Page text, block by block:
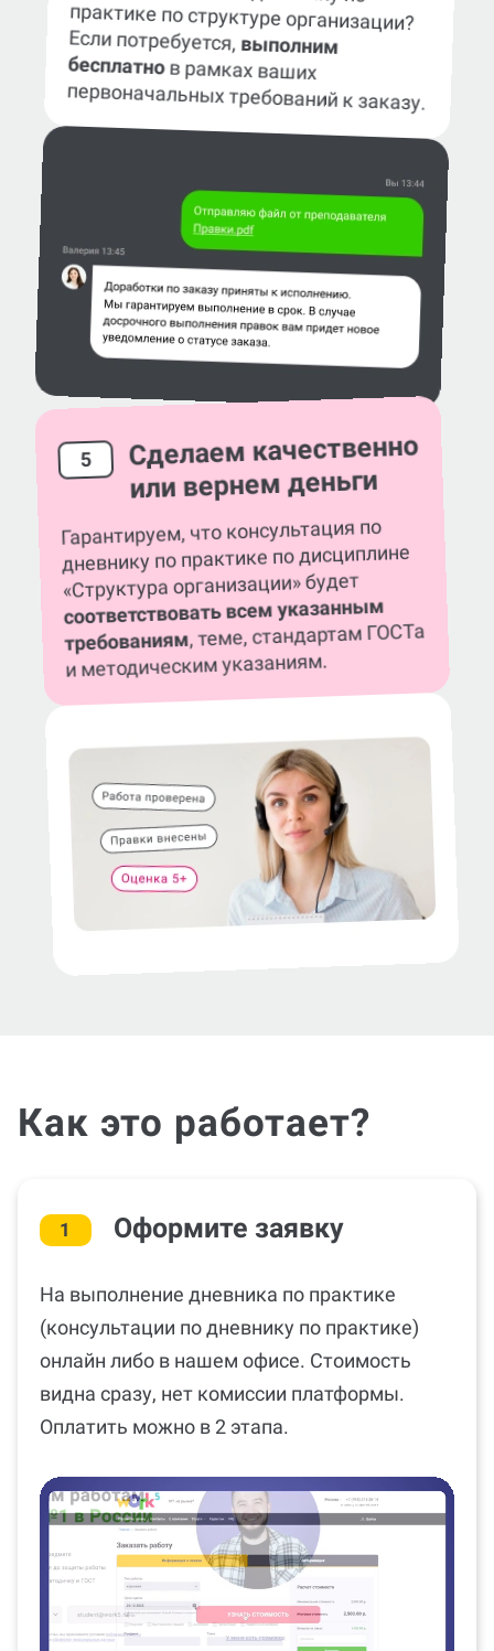
практике по структуре организации?
Если потребуется, выполним
бесплатнов рамках ваших
первоначальных требований к заказу.
5 Сделаем качественно
или вернем деньги
Гарантируем, что консультация по
дневнику по практике по дисциплине
«Структура организации» будет
соответствовать всем указанным
требованиям, теме, стандартам ГОСТа
и методическим указаниям.
Как это работает?
1 Оформите заявку
На выполнение дневника по практике
(консультации по дневнику по практике)
онлайн либо в нашем офисе. Стоимость
видна сразу, нет комиссии платформы.
Оплатить можно в 2 этапа.